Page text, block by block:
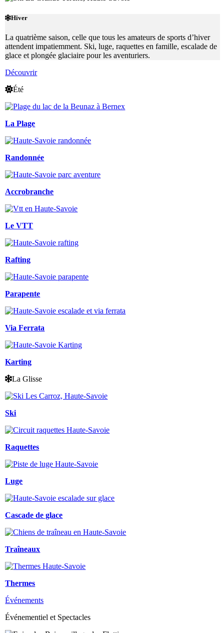
Hiver
La quatrième saison, celle que tous les amateurs de sports d’hiver
attendent impatiemment. Ski, luge, raquettes en famille, escalade de
glace et plongée glaciaire pour les aventuriers.
Découvrir
Été
La Plage
Randonnée
Accrobranche
Le VTT
Rafting
Parapente
Via Ferrata
Karting
La Glisse
Ski
Raquettes
Luge
Cascade de glace
Traîneaux
Thermes
Événements
Événementiel et Spectacles